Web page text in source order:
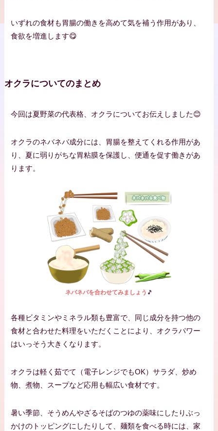
いずれの食材も胃腸の働きを高めて気を補う作用があり、
食欲を増進します😋
オクラについてのまとめ
今回は夏野菜の代表格、オクラについてお伝えしました😊
オクラのネバネバ成分には、胃腸を整えてくれる作用があ
り、夏に弱りがちな胃粘膜を保護し、便通を促す働きがあ
ります。
ネバネバを合わせてみましょう 🎵
各種ビタミンやミネラル類も豊富で、同じ成分を持つ他の
食材と合わせた料理をいただくことにより、オクラパワー
はいっそう大きくなります。
オクラは軽く茹でて（電子レンジでもOK）サラダ、炒め
物、煮物、スープなど応用も幅広い食材です。
暑い季節、そうめんやざるそばのつゆの薬味にしたりぶっ
かけのトッピングにしたりして、麺類を食べる時には、家